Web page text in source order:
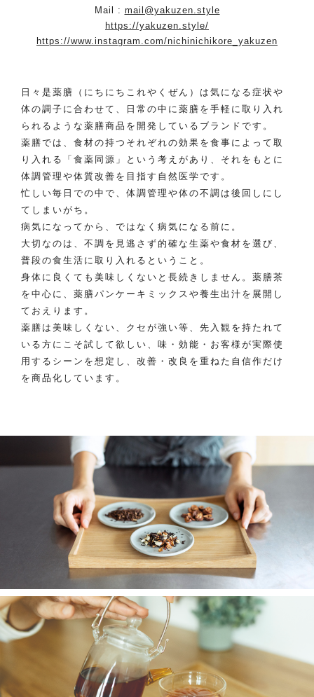
Mail : mail@yakuzen.style
https://yakuzen.style/
https://www.instagram.com/nichinichikore_yakuzen
日々是薬膳（にちにちこれやくぜん）は気になる症状や
体の調子に合わせて、日常の中に薬膳を手軽に取り入れ
られるような薬膳商品を開発しているブランドです。
薬膳では、食材の持つそれぞれの効果を食事によって取
り入れる「食薬同源」という考えがあり、それをもとに
体調管理や体質改善を目指す自然医学です。
忙しい毎日での中で、体調管理や体の不調は後回しにし
てしまいがち。
病気になってから、ではなく病気になる前に。
大切なのは、不調を見逃さず的確な生薬や食材を選び、
普段の食生活に取り入れるということ。
身体に良くても美味しくないと長続きしません。薬膳茶
を中心に、薬膳パンケーキミックスや養生出汁を展開し
ておえります。
薬膳は美味しくない、クセが強い等、先入観を持たれて
いる方にこそ試して欲しい、味・効能・お客様が実際使
用するシーンを想定し、改善・改良を重ねた自信作だけ
を商品化しています。